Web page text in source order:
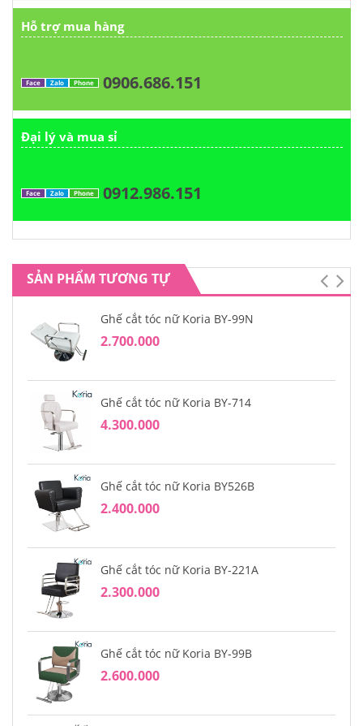
Hỗ trợ mua hàng
Face Zalo Phone 0906.686.151
Đại lý và mua sỉ
Face Zalo Phone 0912.986.151
SẢN PHẨM TƯƠNG TỰ
Ghế cắt tóc nữ Koria BY-99N
2.700.000
Ghế cắt tóc nữ Koria BY-714
4.300.000
Ghế cắt tóc nữ Koria BY526B
2.400.000
Ghế cắt tóc nữ Koria BY-221A
2.300.000
Ghế cắt tóc nữ Koria BY-99B
2.600.000